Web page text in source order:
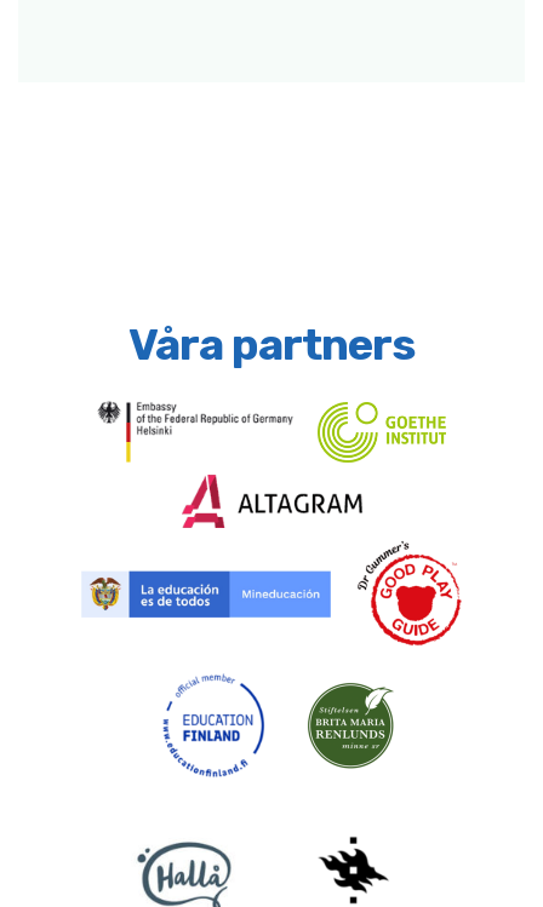
Våra partners